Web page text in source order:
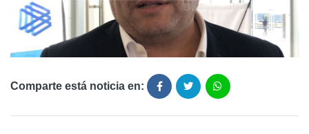
Comparte está noticia en: